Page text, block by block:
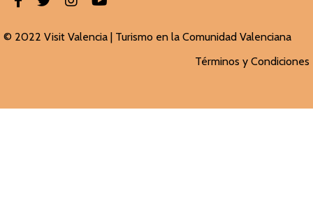
© 2022 Visit Valencia | Turismo en la Comunidad Valenciana
Términos y Condiciones